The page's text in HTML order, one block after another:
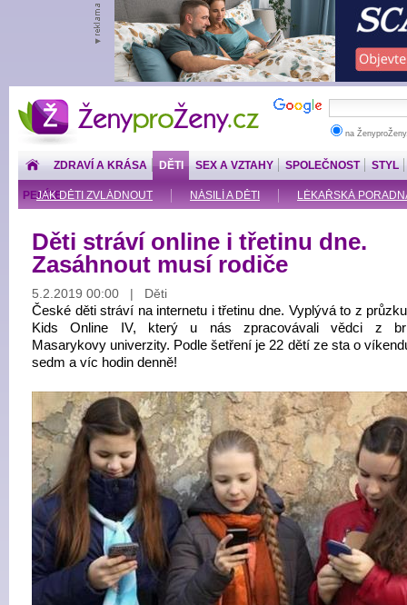
ŽenyproŽeny.cz
na
ZDRAVÍ A KRÁSA DĚTI
JAK DĚTI ZVLÁDNOUT NÁSILÍ A DĚTI LÉKAŘSKÁ
SEX A VZTAHY SPOLEČNOST STYL
PENÍZE
Děti stráví online i třetinu dne.
Zasáhnout musí rodiče
5.2.2019 00:00 | Děti
České děti stráví na internetu i třetinu dne. Vyplývá to z
Kids Online IV, který u nás zpracovávali vědci z
Masarykovy univerzity. Podle šetření je 22 dětí ze sta o
sedm a víc hodin denně!